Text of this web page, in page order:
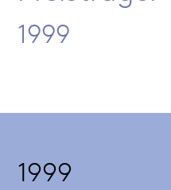
1999
1999